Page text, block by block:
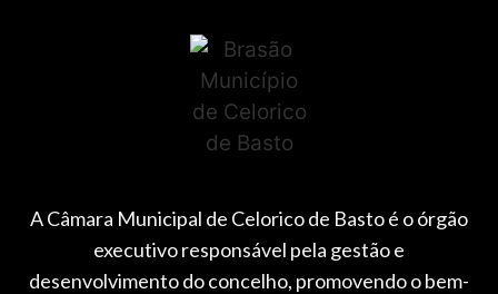
A Câmara Municipal de Celorico de Basto é o órgão
executivo responsável pela gestão e
desenvolvimento do concelho, promovendo o bem-